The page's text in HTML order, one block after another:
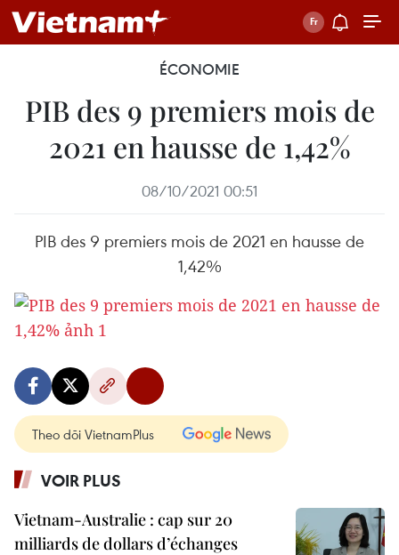
ÉCONOMIE
PIB des 9 premiers mois de
2021 en hausse de 1,42%
08/10/2021 00:51
PIB des 9 premiers mois de 2021 en hausse de
1,42%
Theo dõi VietnamPlus
VOIR PLUS
Vietnam-Australie : cap sur 20
milliards de dollars d’échanges